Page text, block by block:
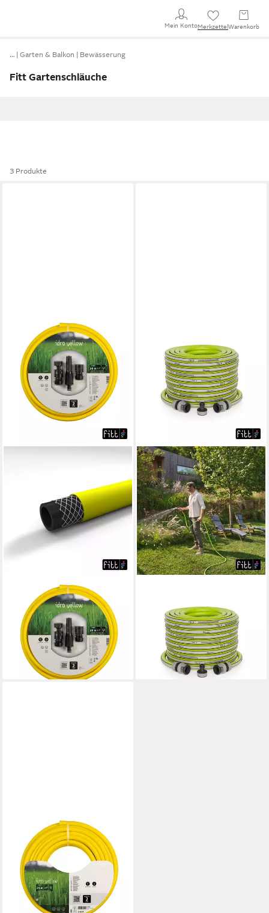
Mein KontoMerkzettel Warenkorb
… Garten & Balkon Bewässerung
Fitt Gartenschläuche
3 Produkte
Gartenschlauch Fitt
Gartenschlauch Idro Yellow
1/2 20 m mit
18,29 €
(0,91 €/ 1 m)
lieferbar - in 4-5 Werktagen bei dir
Gartenschlauch Kiuma Lime
20 m Ø 13 mm (1/2)
33,99 €
lieferbar - in 4-5 Werktagen bei dir